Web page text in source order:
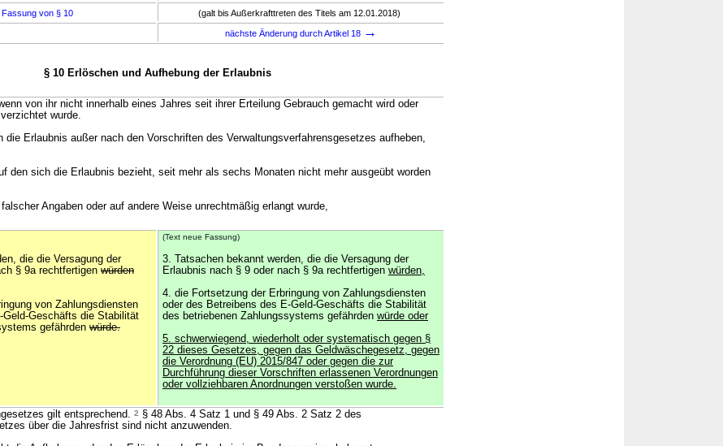
von § 10 (galt bis Außerkrafttreten des Titels am 12.01.2018)
nächste Änderung durch Artikel 18 →
§ 10 Erlöschen und Aufhebung der Erlaubnis
von ihr nicht innerhalb eines Jahres seit ihrer Erteilung Gebrauch gemacht wird oder
wurde.
die Erlaubnis außer nach den Vorschriften des Verwaltungsverfahrensgesetzes aufheben,
den sich die Erlaubnis bezieht, seit mehr als sechs Monaten nicht mehr ausgeübt worden
Angaben oder auf andere Weise unrechtmäßig erlangt wurde,
die die Versagung der
§ 9a rechtfertigen würden
von Zahlungsdiensten
Geschäfts die Stabilität
gefährden würde.
(Text neue Fassung)
3. Tatsachen bekannt werden, die die Versagung der
Erlaubnis nach § 9 oder nach § 9a rechtfertigen würden,
4. die Fortsetzung der Erbringung von Zahlungsdiensten
oder des Betreibens des E-Geld-Geschäfts die Stabilität
des betriebenen Zahlungssystems gefährden würde oder
5. schwerwiegend, wiederholt oder systematisch gegen §
22 dieses Gesetzes, gegen das Geldwäschegesetz, gegen
die Verordnung (EU) 2015/847 oder gegen die zur
Durchführung dieser Vorschriften erlassenen Verordnungen
oder vollziehbaren Anordnungen verstoßen wurde.
gilt entsprechend. 2 § 48 Abs. 4 Satz 1 und § 49 Abs. 2 Satz 2 des
über die Jahresfrist sind nicht anzuwenden.